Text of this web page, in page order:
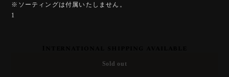
※ソーティングは付属いたしません。
1
Sold out